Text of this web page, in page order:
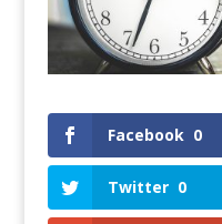
Facebook 0
Twitter 0